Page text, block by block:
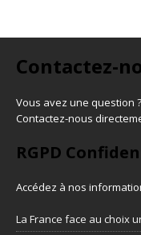
Contactez-
Vous avez une question
Contactez-nous
RGPD
Accédez à nos
La France face au choix